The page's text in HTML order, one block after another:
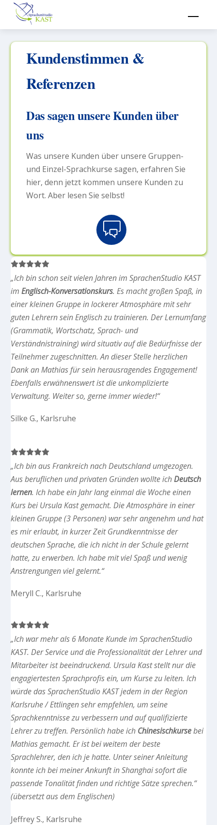
Skip
content
Kundenstimmen &
Referenzen
Das sagen unsere Kunden über
uns
Was unsere Kunden über unsere Gruppen-
und Einzel-Sprachkurse sagen, erfahren Sie
hier, denn jetzt kommen unsere Kunden zu
Wort. Aber lesen Sie selbst!
Icon
label
„Ich bin schon seit vielen Jahren im SprachenStudio KAST
imEnglisch-Konversationskurs. Es macht großen Spaß, in
einer kleinen Gruppe in lockerer Atmosphäre mit sehr
guten Lehrern sein Englisch zu trainieren. Der Lernumfang
(Grammatik, Wortschatz, Sprach- und
Verständnistraining) wird situativ auf die Bedürfnisse der
Teilnehmer zugeschnitten. An dieser Stelle herzlichen
Dank an Mathias für sein herausragendes Engagement!
Ebenfalls erwähnenswert ist die unkomplizierte
Verwaltung. Weiter so, gerne immer wieder!“
Silke G., Karlsruhe
„Ich bin aus Frankreich nach Deutschland umgezogen.
Aus beruflichen und privaten Gründen wollte ichDeutsch
lernen. Ich habe ein Jahr lang einmal die Woche einen
Kurs bei Ursula Kast gemacht. Die Atmosphäre in einer
kleinen Gruppe (3 Personen) war sehr angenehm und hat
es mir erlaubt, in kurzer Zeit Grundkenntnisse der
deutschen Sprache, die ich nicht in der Schule gelernt
hatte, zu erwerben. Ich habe mit viel Spaß und wenig
Anstrengungen viel gelernt.“
Meryll C., Karlsruhe
„Ich war mehr als 6 Monate Kunde im SprachenStudio
KAST. Der Service und die Professionalität der Lehrer und
Mitarbeiter ist beeindruckend. Ursula Kast stellt nur die
engagiertesten Sprachprofis ein, um Kurse zu leiten. Ich
würde das SprachenStudio KAST jedem in der Region
Karlsruhe / Ettlingen sehr empfehlen, um seine
Sprachkenntnisse zu verbessern und auf qualifizierte
Lehrer zu treffen. Persönlich habe ich Chinesischkursebei
Mathias gemacht. Er ist bei weitem der beste
Sprachlehrer, den ich je hatte. Unter seiner Anleitung
konnte ich bei meiner Ankunft in Shanghai sofort die
passende Tonalität finden und richtige Sätze sprechen.“
(übersetzt aus dem Englischen)
Jeffrey S., Karlsruhe